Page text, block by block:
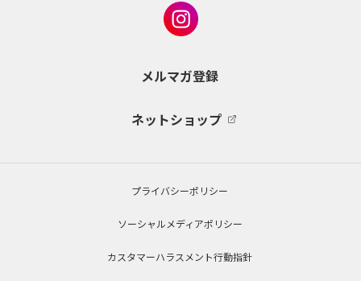
メルマガ登録
ネットショップ
プライバシーポリシー
ソーシャルメディアポリシー
カスタマーハラスメント行動指針